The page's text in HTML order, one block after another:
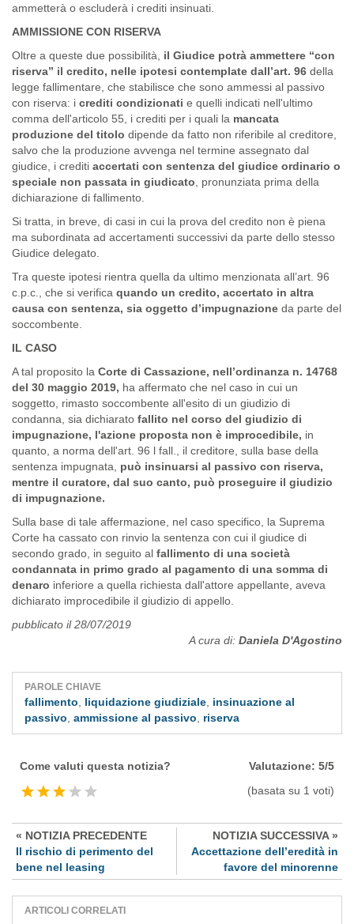
ammetterà o escluderà i crediti insinuati.
AMMISSIONE CON RISERVA
Oltre a queste due possibilità,
il Giudice potrà ammettere “con
riserva” il credito, nelle ipotesi contemplate dall’art. 96 della
legge fallimentare, che stabilisce che sono ammessi al passivo
con riserva: i crediti condizionati e quelli indicati nell'ultimo
comma dell'articolo 55, i crediti per i quali la mancata
produzione del titolo dipende da fatto non riferibile al creditore,
salvo che la produzione avvenga nel termine assegnato dal
giudice, i crediti accertati con sentenza del giudice ordinario o
speciale non passata in giudicato , pronunziata prima della
dichiarazione di fallimento.
Si tratta, in breve, di casi in cui la prova del credito non è piena
ma subordinata ad accertamenti successivi da parte dello stesso
Giudice delegato.
Tra queste ipotesi rientra quella da ultimo menzionata all’art. 96
c.p.c., che si verifica quando un credito, accertato in altra
causa con sentenza, sia oggetto d’impugnazione da parte del
soccombente.
IL CASO
A tal proposito la Corte di Cassazione, nell’ordinanza n. 14768
del 30 maggio 2019, ha affermato che nel caso in cui un
soggetto, rimasto soccombente all'esito di un giudizio di
condanna, sia dichiarato fallito nel corso del giudizio di
impugnazione, l'azione proposta non è improcedibile, in
quanto, a norma dell'art. 96 l fall., il creditore, sulla base della
sentenza impugnata, può insinuarsi al passivo con riserva,
mentre il curatore, dal suo canto, può proseguire il giudizio
di impugnazione.
Sulla base di tale affermazione, nel caso specifico, la Suprema
Corte ha cassato con rinvio la sentenza con cui il giudice di
secondo grado, in seguito al fallimento di una società
condannata in primo grado al pagamento di una somma di
denaro inferiore a quella richiesta dall'attore appellante, aveva
dichiarato improcedibile il giudizio di appello.
pubblicato il 28/07/2019
A cura di: Daniela D'Agostino
PAROLE CHIAVE
fallimento liquidazione giudiziale insinuazione al
passivo ammissione al passivo riserva
Come valuti questa notizia? Valutazione: 5/5
(basata su 1 voti)
« NOTIZIA PRECEDENTE
Il rischio di perimento del
bene nel leasing
NOTIZIA SUCCESSIVA »
Accettazione dell’eredità in
favore del minorenne
ARTICOLI CORRELATI